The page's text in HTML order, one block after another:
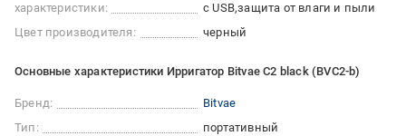
характеристики:
с USB защита от влаги и пыли
Цвет производителя:
черный
Основные характеристики Ирригатор Bitvae C2 black (BVC2-b)
Бренд:
Bitvae
Тип:
портативный